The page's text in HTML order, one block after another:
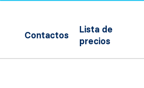
Contactos
Lista de
precios